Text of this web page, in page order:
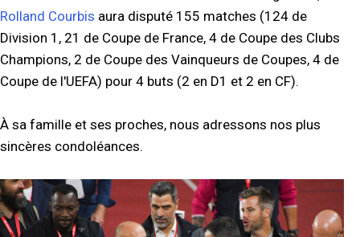
Rolland Courbis aura disputé 155 matches (124 de
Division 1, 21 de Coupe de France, 4 de Coupe des Clubs
Champions, 2 de Coupe des Vainqueurs de Coupes, 4 de
Coupe de l'UEFA) pour 4 buts (2 en D1 et 2 en CF).
À sa famille et ses proches, nous adressons nos plus
sincères condoléances.